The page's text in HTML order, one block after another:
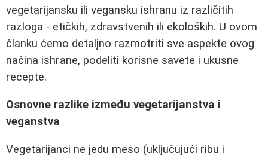
vegetarijansku ili vegansku ishranu iz različitih
razloga - etičkih, zdravstvenih ili ekoloških. U ovom
članku ćemo detaljno razmotriti sve aspekte ovog
načina ishrane, podeliti korisne savete i ukusne
recepte.
Osnovne razlike između vegetarijanstva i
veganstva
Vegetarijanci ne jedu meso (uključujući ribu i